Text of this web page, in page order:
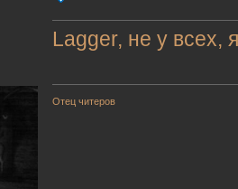
Lagger, не у
Отец читеров